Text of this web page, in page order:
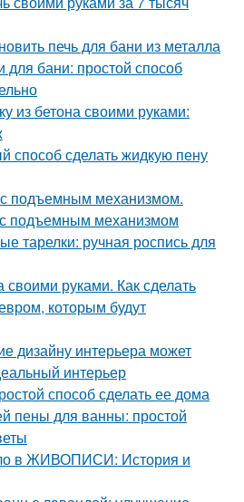
печь для бани из металла
для бани: простой способ
из бетона своими руками:
сделать жидкую пену
подъемным механизмом.
подъемным механизмом
тарелки: ручная роспись для
своими руками. Как сделать
которым будут
дизайну интерьера может
интерьер
способ сделать ее дома
пены для ванны: простой
в ЖИВОПИСИ: История и